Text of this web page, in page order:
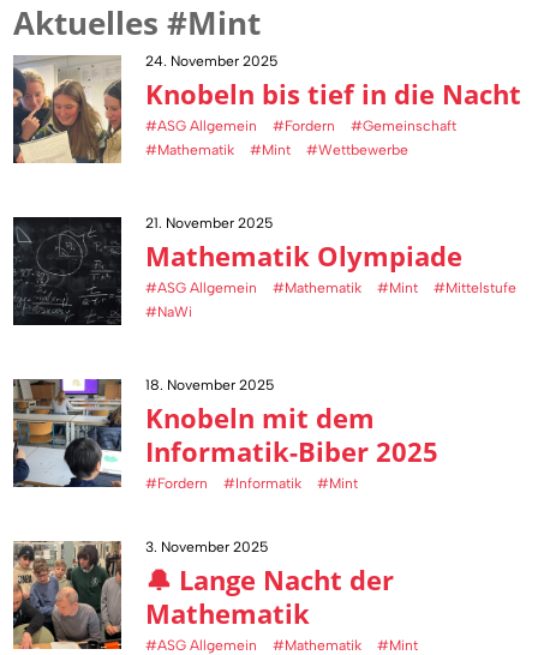
Aktuelles #Mint
24. November 2025
Knobeln bis tief in die Nacht
#ASG Allgemein #Fordern
#Gemeinschaft
#Mathematik
#Mint #Wettbewerbe
21. November 2025
Mathematik Olympiade
#ASG Allgemein #Mathematik #Mint
#Mittelstufe
#NaWi
18. November 2025
Knobeln mit dem
Informatik-Biber 2025
#Fordern #Informatik #Mint
3. November 2025
🔔 Lange Nacht der
Mathematik
#ASG Allgemein #Mathematik
#Mint